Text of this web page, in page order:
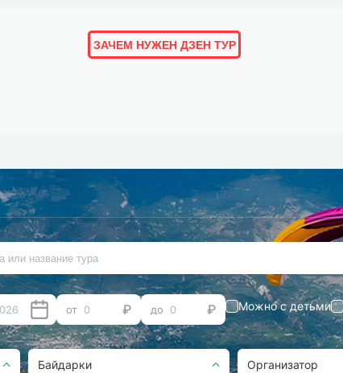
ЗАЧЕМ НУЖЕН ДЗЕН ТУР
от до Можно с детьми
Байдарки Организатор